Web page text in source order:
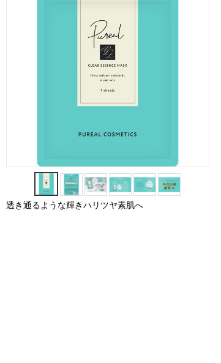
透き通るような輝きハリツヤ素肌へ